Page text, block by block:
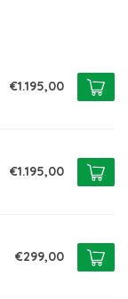
€1.195,00
€1.195,00
€299,00